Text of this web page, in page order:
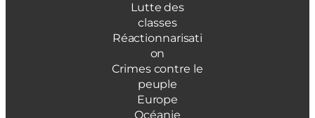
Lutte des
classes
Réactionnarisati
on
Crimes contre le
peuple
Europe
Océanie